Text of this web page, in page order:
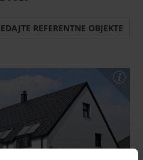
REFERENTNE OBJEKTE